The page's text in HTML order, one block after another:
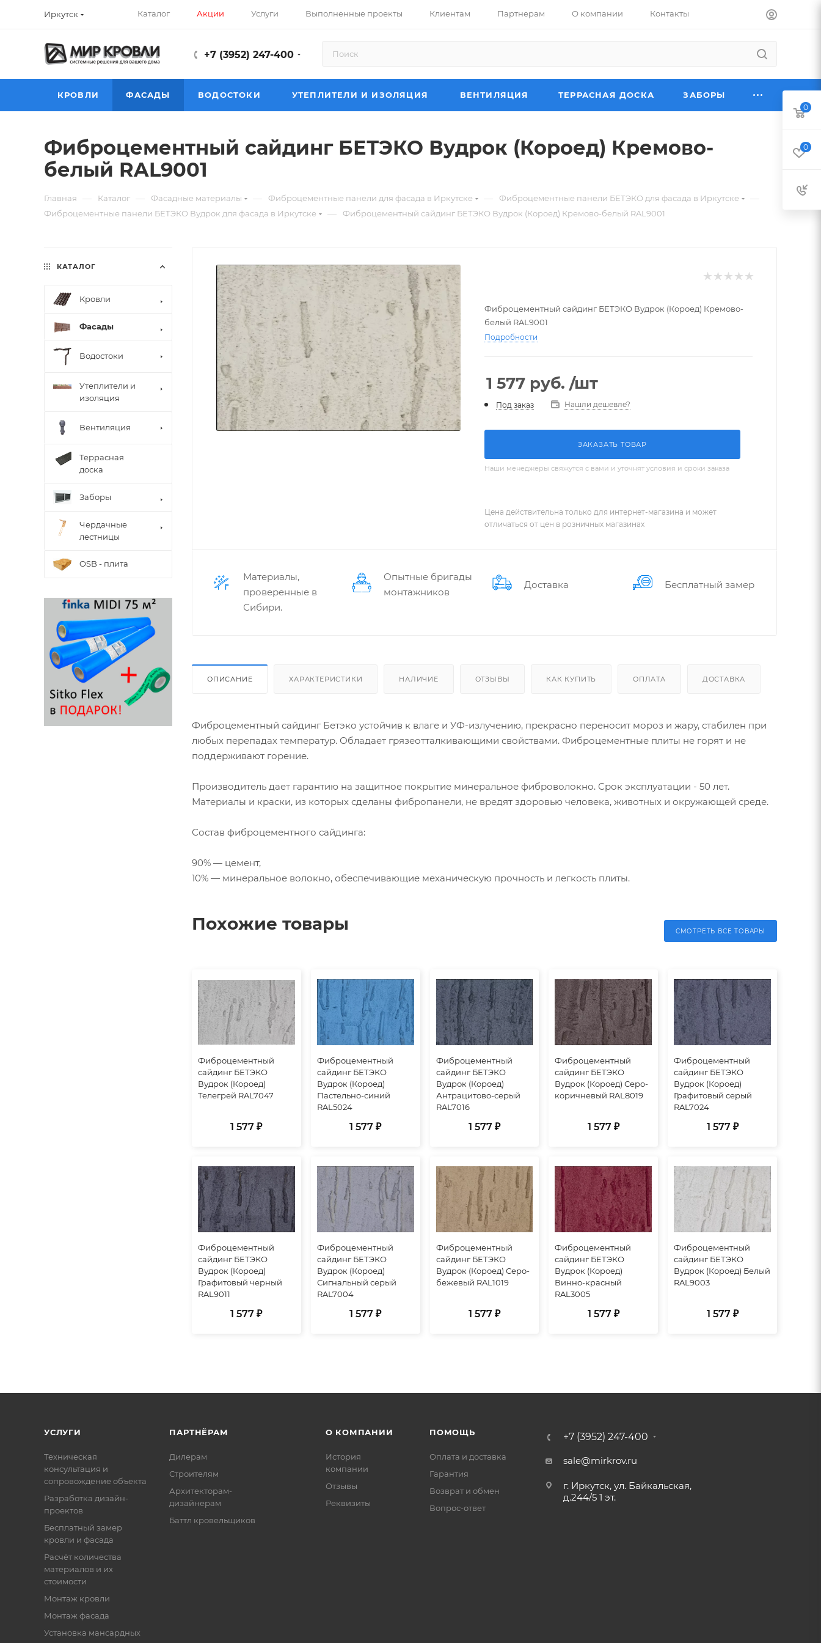
Иркутск Каталог Акции Услуги Выполненные проекты Клиентам Партнерам О компании Контакты
+7 (3952) 247-400
КРОВЛИ ФАСАДЫ ВОДОСТОКИ УТЕПЛИТЕЛИ И ИЗОЛЯЦИЯ ВЕНТИЛЯЦИЯ ТЕРРАСНАЯ ДОСКА ЗАБОРЫ
Фиброцементный сайдинг БЕТЭКО Вудрок (Короед) Кремово-
белый RAL9001
Главная — Каталог — Фасадные материалы — Фиброцементные панели для фасада в Иркутске — Фиброцементные панели БЕТЭКО для фасада в Иркутске —
Фиброцементные панели БЕТЭКО Вудрок для фасада в Иркутске — Фиброцементный сайдинг БЕТЭКО Вудрок (Короед) Кремово-белый RAL9001
Фиброцементный сайдинг БЕТЭКО Вудрок (Короед) Кремово-
белый RAL9001
Подробности
1 577 руб. /шт
Под заказ Нашли дешевле?
ЗАКАЗАТЬ ТОВАР
Наши менеджеры свяжутся с вами и уточнят условия и сроки заказа
Цена действительна только для интернет-магазина и может
отличаться от цен в розничных магазинах
Материалы,
проверенные в
Сибири.
Опытные бригады
монтажников
Доставка Бес­плат­ный замер
ОПИСАНИЕ ХАРАКТЕРИСТИКИ НАЛИЧИЕ ОТЗЫВЫ КАК КУПИТЬ ОПЛАТА ДОСТАВКА
Фиброцементный сайдинг Бетэко устойчив к влаге и УФ-излучению, прекрасно переносит мороз и жару, стабилен при
любых перепадах температур. Обладает грязеотталкивающими свойствами. Фиброцементные плиты не горят и не
поддерживают горение.
Производитель дает гарантию на защитное покрытие минеральное фиброволокно. Срок эксплуатации - 50 лет.
Материалы и краски, из которых сделаны фибропанели, не вредят здоровью человека, животных и окружающей среде.
Состав фиброцементного сайдинга:
90% — цемент,
10% — минеральное волокно, обеспечивающие механическую прочность и легкость плиты.
Похожие товары СМОТРЕТЬ ВСЕ ТОВАРЫ
Фиброцементный
сайдинг БЕТЭКО
Вудрок (Короед)
Телегрей RAL7047
1 577 ₽
Фиброцементный
сайдинг БЕТЭКО
Вудрок (Короед)
Пастельно-синий
RAL5024
1 577 ₽
Фиброцементный
сайдинг БЕТЭКО
Вудрок (Короед)
Антрацитово-серый
RAL7016
1 577 ₽
Фиброцементный
сайдинг БЕТЭКО
Вудрок (Короед) Серо-
коричневый RAL8019
1 577 ₽
Фиброцементный
сайдинг БЕТЭКО
Вудрок (Короед)
Графитовый серый
RAL7024
1 577 ₽
Фиброцементный
сайдинг БЕТЭКО
Вудрок (Короед)
Графитовый черный
RAL9011
1 577 ₽
Фиброцементный
сайдинг БЕТЭКО
Вудрок (Короед)
Сигнальный серый
RAL7004
1 577 ₽
Фиброцементный
сайдинг БЕТЭКО
Вудрок (Короед) Серо-
бежевый RAL1019
1 577 ₽
Фиброцементный
сайдинг БЕТЭКО
Вудрок (Короед)
Винно-красный
RAL3005
1 577 ₽
Фиброцементный
сайдинг БЕТЭКО
Вудрок (Короед) Белый
RAL9003
1 577 ₽
КАТАЛОГ
Кровли
Фасады
Водостоки
Утеплители и
изоляция
Вентиляция
Террасная
доска
Заборы
Чердачные
лестницы
OSB - плита
УСЛУГИ
Техническая
консультация и
сопровождение объекта
Разработка дизайн-
проектов
Бесплатный замер
кровли и фасада
Расчёт количества
материалов и их
стоимости
Монтаж кровли
Монтаж фасада
Установка мансардных
ПАРТНЁРАМ
Дилерам
Строителям
Архитекторам-
дизайнерам
Баттл кровельщиков
О КОМПАНИИ
История
компании
Отзывы
Реквизиты
ПОМОЩЬ
Оплата и доставка
Гарантия
Возврат и обмен
Вопрос-ответ
+7 (3952) 247-400
sale@mirkrov.ru
г. Иркутск, ул. Байкальская,
д.244/5 1 эт.
0
0